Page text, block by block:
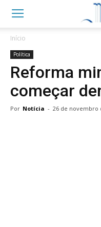
Início
Política
Reforma
começar
Por Notícia - 26 de novembro